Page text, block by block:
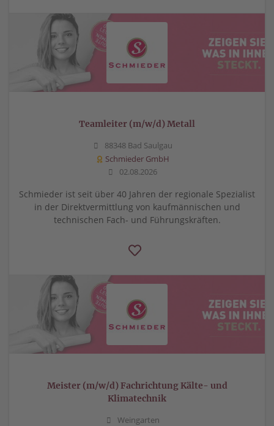
Teamleiter (m/w/d) Metall
88348 Bad Saulgau
Schmieder GmbH
02.08.2026
Schmieder ist seit über 40 Jahren der regionale Spezialist
in der Direktvermittlung von kaufmännischen und
technischen Fach- und Führungskräften.
Meister (m/w/d) Fachrichtung Kälte- und
Klimatechnik
Weingarten